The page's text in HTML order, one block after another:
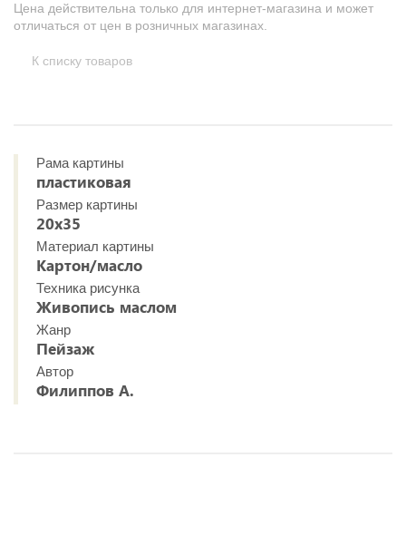
Цена действительна только для интернет-магазина и может
отличаться от цен в розничных магазинах.
К списку товаров
Рама картины
пластиковая
Размер картины
20х35
Материал картины
Картон/масло
Техника рисунка
Живопись маслом
Жанр
Пейзаж
Автор
Филиппов А.